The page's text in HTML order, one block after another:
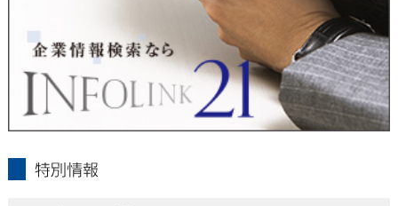
〒802-0004 北九州市小倉北区鍛冶町2丁目5-11（第一東経ビ
フリーダイヤル 0120-55-9986
受付時間 平日9：00～17：00